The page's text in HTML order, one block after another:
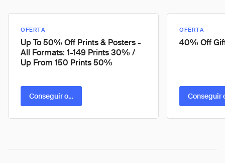
OFERTA
Up To 50% Off Prints & Posters -
All Formats: 1-149 Prints 30% /
Up From 150 Prints 50%
Conseguir oferta
OFERTA
40% Off
Conseguir